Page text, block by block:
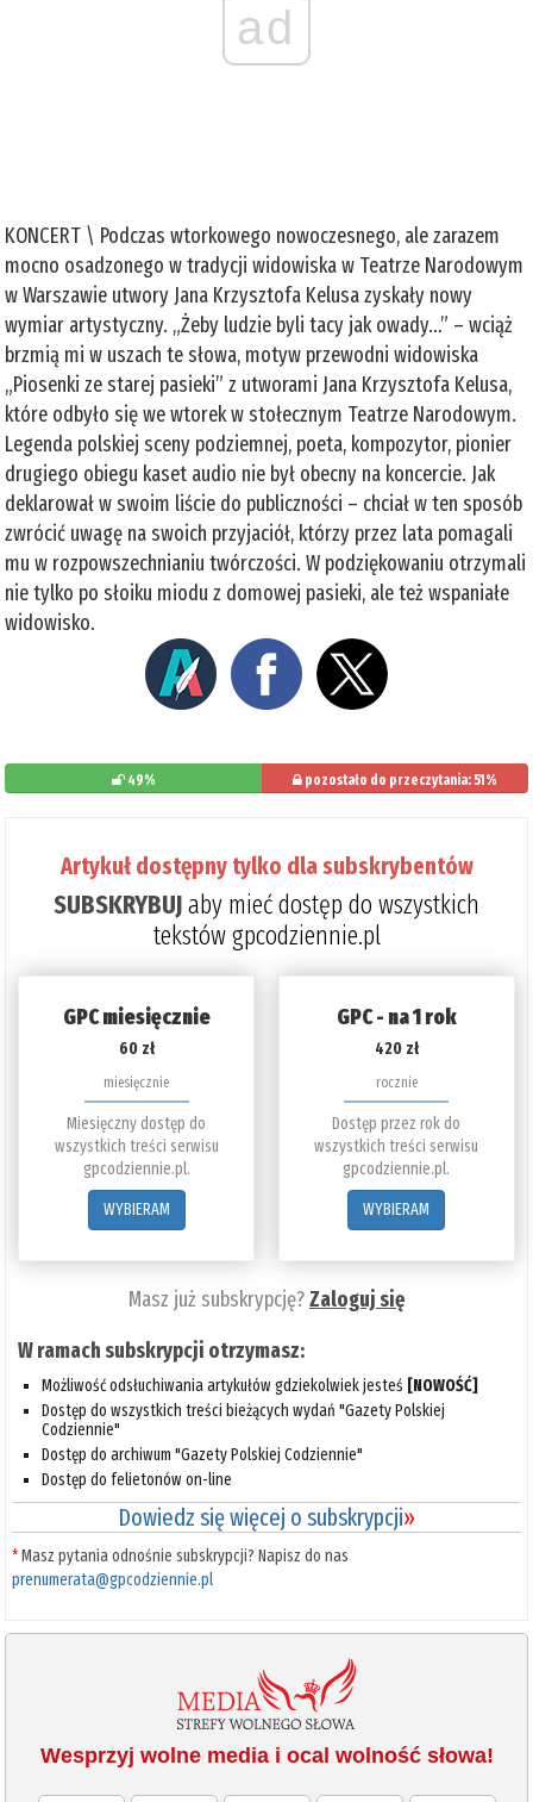
ad
KONCERT \ Podczas wtorkowego nowoczesnego, ale zarazem
mocno osadzonego w tradycji widowiska w Teatrze Narodowym
w Warszawie utwory Jana Krzysztofa Kelusa zyskały nowy
wymiar artystyczny. „Żeby ludzie byli tacy jak owady…” – wciąż
brzmią mi w uszach te słowa, motyw przewodni widowiska
„Piosenki ze starej pasieki” z utworami Jana Krzysztofa Kelusa,
które odbyło się we wtorek w stołecznym Teatrze Narodowym.
Legenda polskiej sceny podziemnej, poeta, kompozytor, pionier
drugiego obiegu kaset audio nie był obecny na koncercie. Jak
deklarował w swoim liście do publiczności – chciał w ten sposób
zwrócić uwagę na swoich przyjaciół, którzy przez lata pomagali
mu w rozpowszechnianiu twórczości. W podziękowaniu otrzymali
nie tylko po słoiku miodu z domowej pasieki, ale też wspaniałe
widowisko.
49% pozostało do przeczytania: 51%
Artykuł dostępny tylko dla subskrybentów
SUBSKRYBUJaby mieć dostęp do wszystkich
tekstów gpcodziennie.pl
GPC miesięcznie
60 zł
miesięcznie
Miesięczny dostęp do
wszystkich treści serwisu
gpcodziennie.pl.
WYBIERAM
GPC - na 1 rok
420 zł
rocznie
Dostęp przez rok do
wszystkich treści serwisu
gpcodziennie.pl.
WYBIERAM
Masz już subskrypcję?Zaloguj się
W ramach subskrypcji otrzymasz:
Możliwość odsłuchiwania artykułów gdziekolwiek jesteś [NOWOŚĆ]
Dostęp do wszystkich treści bieżących wydań "Gazety Polskiej
Codziennie"
Dostęp do archiwum "Gazety Polskiej Codziennie"
Dostęp do felietonów on-line
Dowiedz się więcej o subskrypcji»
*Masz pytania odnośnie subskrypcji? Napisz do nas
prenumerata@gpcodziennie.pl
Wesprzyj wolne media i ocal wolność słowa!